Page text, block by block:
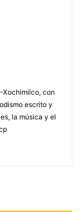
Xochimilco, con
escrito y
la música y el